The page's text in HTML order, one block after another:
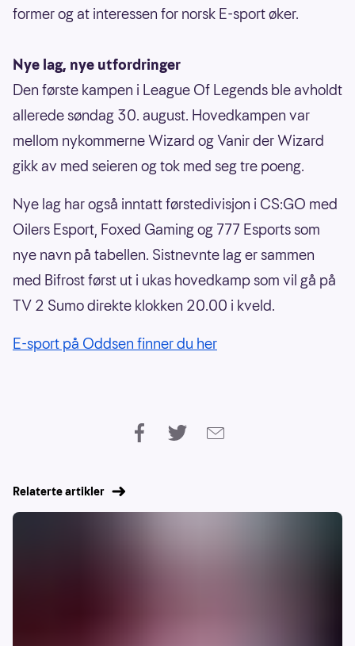
former og at interessen for norsk E-sport øker.
Nye lag, nye utfordringer
Den første kampen i League Of Legends ble avholdt
allerede søndag 30. august. Hovedkampen var
mellom nykommerne Wizard og Vanir der Wizard
gikk av med seieren og tok med seg tre poeng.
Nye lag har også inntatt førstedivisjon i CS:GO med
Oilers Esport, Foxed Gaming og 777 Esports som
nye navn på tabellen. Sistnevnte lag er sammen
med Bifrost først ut i ukas hovedkamp som vil gå på
TV 2 Sumo direkte klokken 20.00 i kveld.
E-sport på Oddsen finner du her
Relaterte artikler